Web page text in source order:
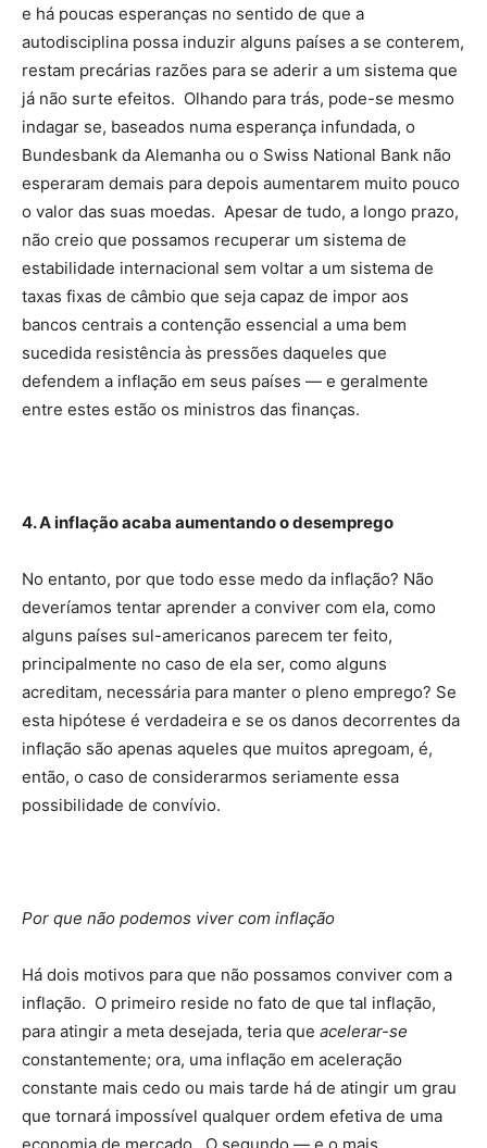
e há poucas esperanças no sentido de que a
autodisciplina possa induzir alguns países a se conterem,
restam precárias razões para se aderir a um sistema que
já não surte efeitos. Olhando para trás, pode-se mesmo
indagar se, baseados numa esperança infundada, o
Bundesbank da Alemanha ou o Swiss National Bank não
esperaram demais para depois aumentarem muito pouco
o valor das suas moedas. Apesar de tudo, a longo prazo,
não creio que possamos recuperar um sistema de
estabilidade internacional sem voltar a um sistema de
taxas fixas de câmbio que seja capaz de impor aos
bancos centrais a contenção essencial a uma bem
sucedida resistência às pressões daqueles que
defendem a inflação em seus países — e geralmente
entre estes estão os ministros das finanças.
4. A inflação acaba aumentando o desemprego
No entanto, por que todo esse medo da inflação? Não
deveríamos tentar aprender a conviver com ela, como
alguns países sul-americanos parecem ter feito,
principalmente no caso de ela ser, como alguns
acreditam, necessária para manter o pleno emprego? Se
esta hipótese é verdadeira e se os danos decorrentes da
inflação são apenas aqueles que muitos apregoam, é,
então, o caso de considerarmos seriamente essa
possibilidade de convívio.
Por que não podemos viver com inflação
Há dois motivos para que não possamos conviver com a
inflação. O primeiro reside no fato de que tal inflação,
para atingir a meta desejada, teria que acelerar-se
constantemente; ora, uma inflação em aceleração
constante mais cedo ou mais tarde há de atingir um grau
que tornará impossível qualquer ordem efetiva de uma